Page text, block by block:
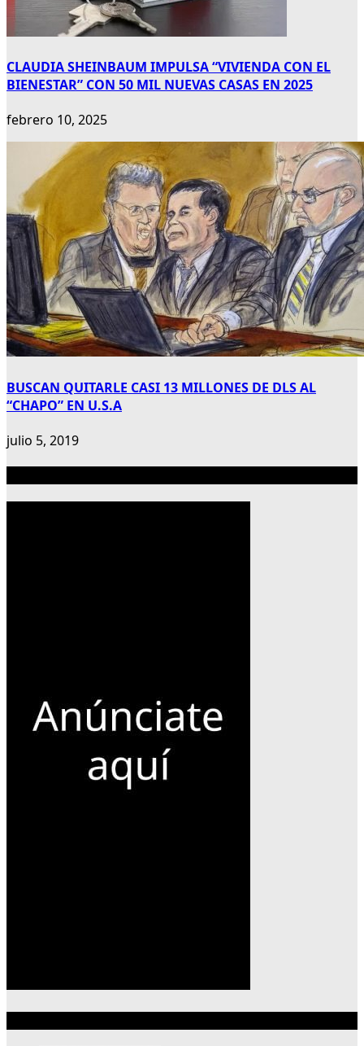
CLAUDIA SHEINBAUM IMPULSA “VIVIENDA CON EL
BIENESTAR” CON 50 MIL NUEVAS CASAS EN 2025
febrero 10, 2025
BUSCAN QUITARLE CASI 13 MILLONES DE DLS AL
“CHAPO” EN U.S.A
julio 5, 2019